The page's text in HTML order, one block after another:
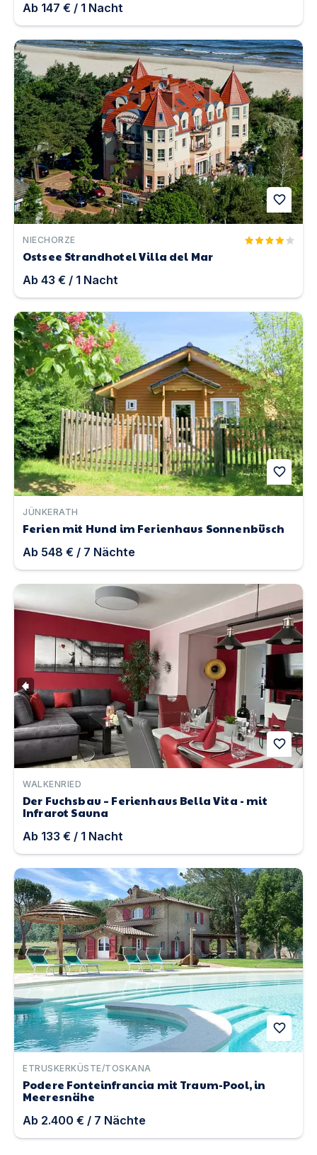
Ab 147 € / 1 Nacht
Ostsee Strandhotel Villa del Mar | Unterkunft in
favorite
NIECHORZE
Ostsee Strandhotel Villa del Mar
Ab 43 € / 1 Nacht
Ferien mit Hund im Ferienhaus Sonnenbüsch |
favorite
JÜNKERATH
Ferien mit Hund im Ferienhaus Sonnenbüsch
Ab 548 € / 7 Nächte
Der Fuchsbau – Ferienhaus Bella Vita - mit Infrarot
favorite
WALKENRIED
Der Fuchsbau – Ferienhaus Bella Vita - mit
Infrarot Sauna
Ab 133 € / 1 Nacht
Podere Fonteinfrancia mit Traum-Pool, in
favorite
ETRUSKERKÜSTE/TOSKANA
Podere Fonteinfrancia mit Traum-Pool, in
Meeresnähe
Ab 2.400 € / 7 Nächte